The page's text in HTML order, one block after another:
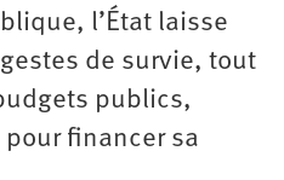
l’État laisse
de survie, tout
publics,
financer sa